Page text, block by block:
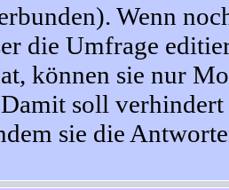
Wenn
die Umfrage
können sie nur
soll
sie die